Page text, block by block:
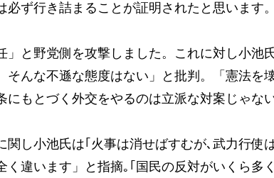
ず行き詰まることが証明されたと思います。
と野党側を攻撃しました。これに対し小池
んな不遜な態度はない」と批判。「憲法を
もとづく外交をやるのは立派な対案じゃな
し小池氏は｢火事は消せばすむが､武力行使
違います」と指摘｡｢国民の反対がいくら多